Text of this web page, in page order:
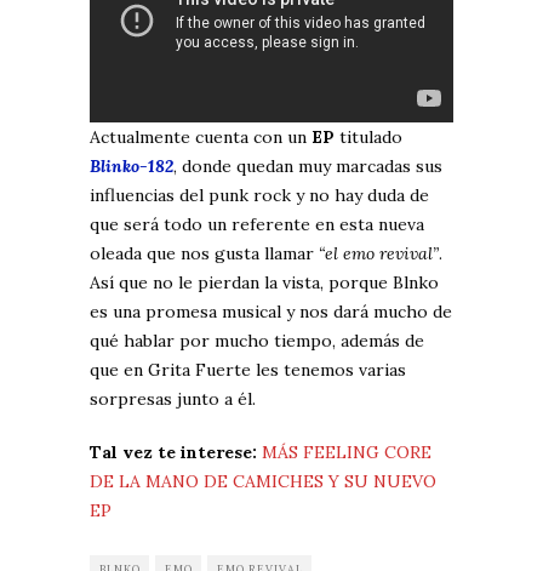
Actualmente cuenta con un EP titulado
Blinko-182, donde quedan muy marcadas sus
influencias del punk rock y no hay duda de
que será todo un referente en esta nueva
oleada que nos gusta llamar “el emo revival”.
Así que no le pierdan la vista, porque Blnko
es una promesa musical y nos dará mucho de
qué hablar por mucho tiempo, además de
que en Grita Fuerte les tenemos varias
sorpresas junto a él.
Tal vez te interese: MÁS FEELING CORE
DE LA MANO DE CAMICHES Y SU NUEVO
EP